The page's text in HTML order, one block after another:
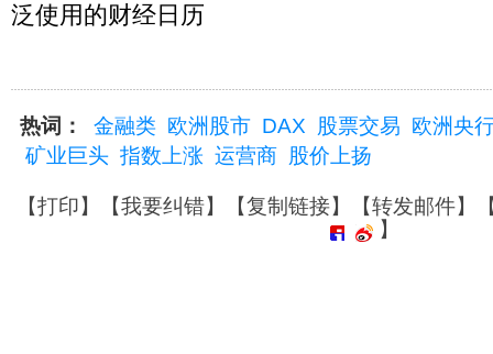
泛使用的财经日历
热词： 金融类 欧洲股市 DAX 股票交易 欧洲央
矿业巨头 指数上涨 运营商 股价上扬
【打印】【我要纠错】【复制链接】【转发邮件】
】